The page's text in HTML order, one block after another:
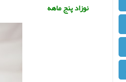
نوزاد پنج ماهه